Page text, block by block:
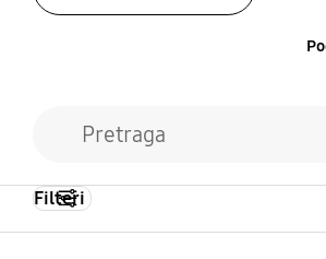
Filteri